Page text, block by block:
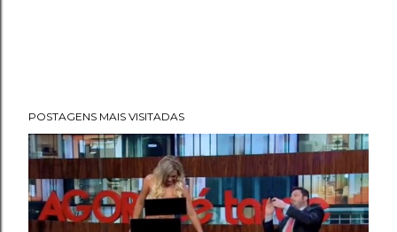
POSTAGENS MAIS VISITADAS